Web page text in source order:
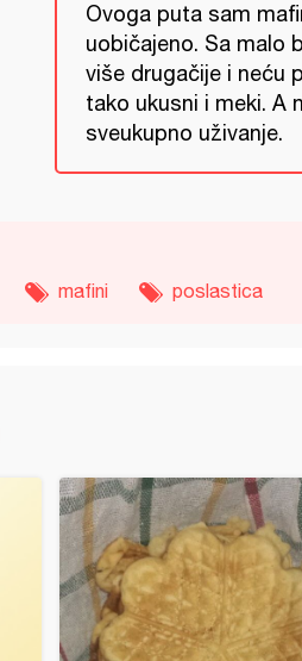
Ovoga puta sam
uobičajeno. Sa malo
više drugačije i neću
tako ukusni i meki. A
sveukupno uživanje.
mafini poslastica